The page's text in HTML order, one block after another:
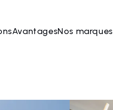
AvantagesNos marques